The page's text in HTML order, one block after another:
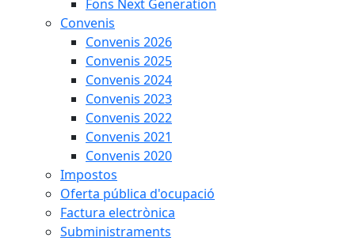
Fons Next Generation
Convenis
Convenis 2026
Convenis 2025
Convenis 2024
Convenis 2023
Convenis 2022
Convenis 2021
Convenis 2020
Impostos
Oferta pública d'ocupació
Factura electrònica
Subministraments